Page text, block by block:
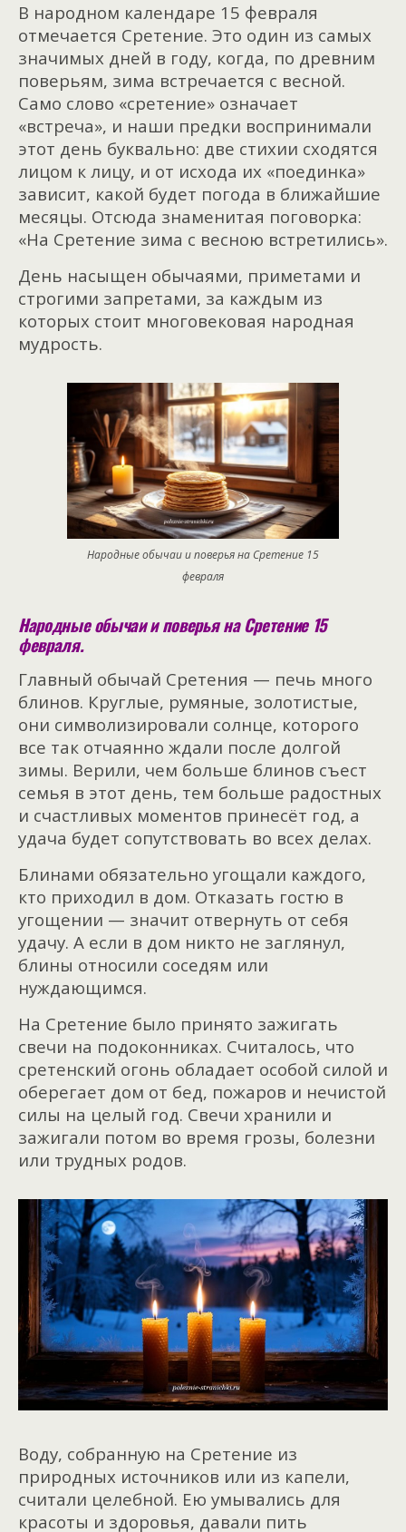
В народном календаре 15 февраля
отмечается Сретение. Это один из самых
значимых дней в году, когда, по древним
поверьям, зима встречается с весной.
Само слово «сретение» означает
«встреча», и наши предки воспринимали
этот день буквально: две стихии сходятся
лицом к лицу, и от исхода их «поединка»
зависит, какой будет погода в ближайшие
месяцы. Отсюда знаменитая поговорка:
«На Сретение зима с весною встретились».
День насыщен обычаями, приметами и
строгими запретами, за каждым из
которых стоит многовековая народная
мудрость.
Народные обычаи и поверья на Сретение 15
февраля
Народные обычаи и поверья на Сретение 15
февраля.
Главный обычай Сретения — печь много
блинов. Круглые, румяные, золотистые,
они символизировали солнце, которого
все так отчаянно ждали после долгой
зимы. Верили, чем больше блинов съест
семья в этот день, тем больше радостных
и счастливых моментов принесёт год, а
удача будет сопутствовать во всех делах.
Блинами обязательно угощали каждого,
кто приходил в дом. Отказать гостю в
угощении — значит отвернуть от себя
удачу. А если в дом никто не заглянул,
блины относили соседям или
нуждающимся.
На Сретение было принято зажигать
свечи на подоконниках. Считалось, что
сретенский огонь обладает особой силой и
оберегает дом от бед, пожаров и нечистой
силы на целый год. Свечи хранили и
зажигали потом во время грозы, болезни
или трудных родов.
Воду, собранную на Сретение из
природных источников или из капели,
считали целебной. Ею умывались для
красоты и здоровья, давали пить